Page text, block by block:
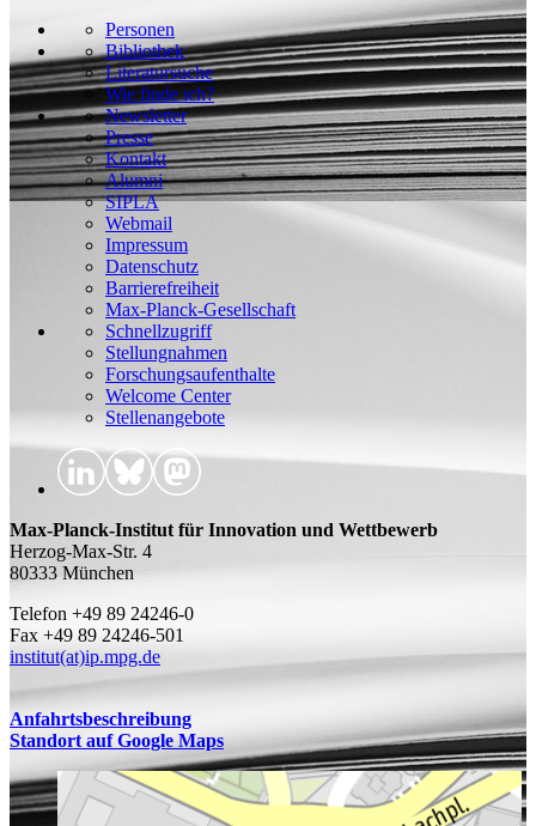
Personen
Bibliothek
Literatursuche
Wie finde ich?
Newsletter
Presse
Kontakt
Alumni
SIPLA
Webmail
Impressum
Datenschutz
Barrierefreiheit
Max-Planck-Gesellschaft
Schnellzugriff
Stellungnahmen
Forschungsaufenthalte
Welcome Center
Stellenangebote
Max-Planck-Institut für Innovation und Wettbewerb
Herzog-Max-Str. 4
80333 München
Telefon +49 89 24246-0
Fax +49 89 24246-501
institut(at)ip.mpg.de
Anfahrtsbeschreibung
Standort auf Google Maps